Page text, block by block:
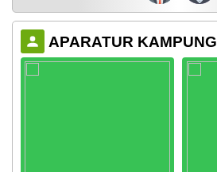
APARATUR KAMPUNG